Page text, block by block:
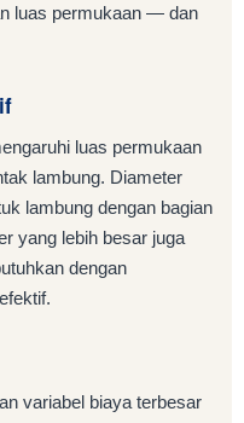
luas permukaan — dan
luas permukaan
lambung. Diameter
lambung dengan bagian
yang lebih besar juga
dengan
variabel biaya terbesar